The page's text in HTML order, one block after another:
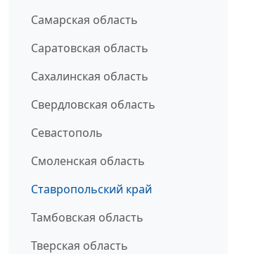
Самарская область
Саратовская область
Сахалинская область
Свердловская область
Севастополь
Смоленская область
Ставропольский край
Тамбовская область
Тверская область